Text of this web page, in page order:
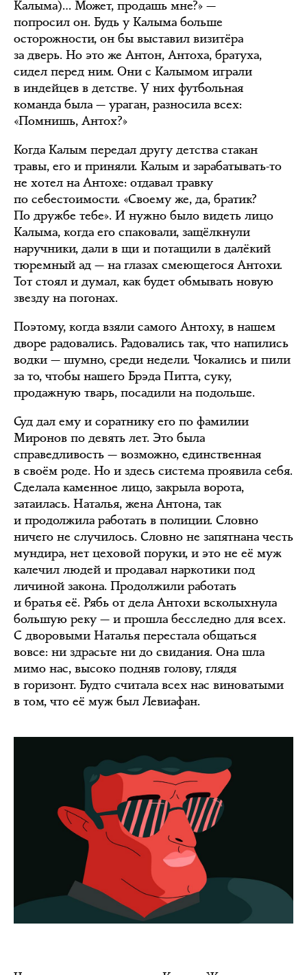
Калыма)… Может, продашь мне?» —
попросил он. Будь у Калыма больше
осторожности, он бы выставил визитёра
за дверь. Но это же Антон, Антоха, братуха,
сидел перед ним. Они с Калымом играли
в индейцев в детстве. У них футбольная
команда была — ураган, разносила всех:
«Помнишь, Антох?»
Когда Калым передал другу детства стакан
травы, его и приняли. Калым и зарабатывать-то
не хотел на Антохе: отдавал травку
по себестоимости. «Своему же, да, братик?
По дружбе тебе». И нужно было видеть лицо
Калыма, когда его спаковали, защёлкнули
наручники, дали в щи и потащили в далёкий
тюремный ад — на глазах смеющегося Антохи.
Тот стоял и думал, как будет обмывать новую
звезду на погонах.
Поэтому, когда взяли самого Антоху, в нашем
дворе радовались. Радовались так, что напились
водки — шумно, среди недели. Чокались и пили
за то, чтобы нашего Брэда Питта, суку,
продажную тварь, посадили на подольше.
Суд дал ему и соратнику его по фамилии
Миронов по девять лет. Это была
справедливость — возможно, единственная
в своём роде. Но и здесь система проявила себя.
Сделала каменное лицо, закрыла ворота,
затаилась. Наталья, жена Антона, так
и продолжила работать в полиции. Словно
ничего не случилось. Словно не запятнана честь
мундира, нет цеховой поруки, и это не её муж
калечил людей и продавал наркотики под
личиной закона. Продолжили работать
и братья её. Рябь от дела Антохи всколыхнула
большую реку — и прошла бесследно для всех.
С дворовыми Наталья перестала общаться
вовсе: ни здрасьте ни до свидания. Она шла
мимо нас, высоко подняв голову, глядя
в горизонт. Будто считала всех нас виноватыми
в том, что её муж был Левиафан.